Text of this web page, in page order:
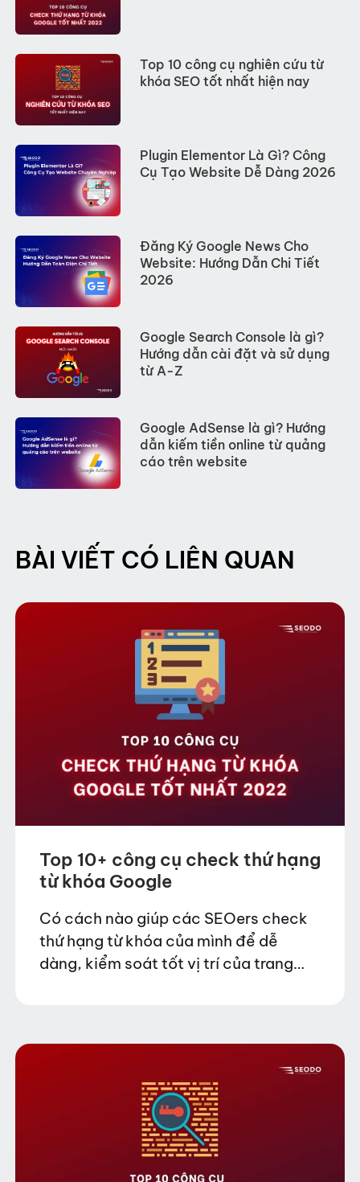
Top 10 công cụ nghiên cứu từ
khóa SEO tốt nhất hiện nay
Plugin Elementor Là Gì? Công
Cụ Tạo Website Dễ Dàng 2026
Đăng Ký Google News Cho
Website: Hướng Dẫn Chi Tiết
2026
Google Search Console là gì?
Hướng dẫn cài đặt và sử dụng
từ A-Z
Google AdSense là gì? Hướng
dẫn kiếm tiền online từ quảng
cáo trên website
BÀI VIẾT CÓ LIÊN QUAN
Top 10+ công cụ check thứ hạng
từ khóa Google
Có cách nào giúp các SEOers check
thứ hạng từ khóa của mình để dễ
dàng, kiểm soát tốt vị trí của trang